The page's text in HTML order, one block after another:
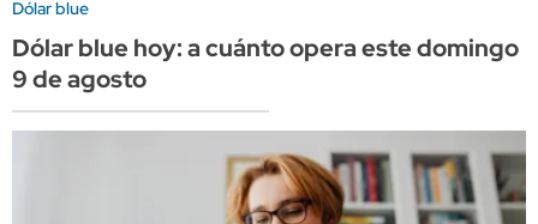
Dólar blue
Dólar blue hoy: a cuánto opera este domingo
9 de agosto